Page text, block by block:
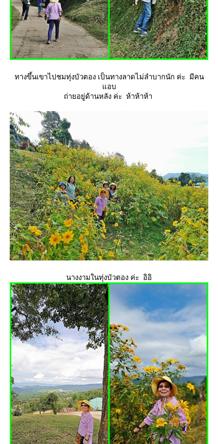
ทางขึ้นเขาไปชมทุ่งบัวตอง เป็นทางลาดไม่ลำบากนัก ค่ะ มีคน
อบ
ถ่ายอยู่ด้านหลัง ค่ะ ห้าห้าห้า
นางงามในทุ่งบัวตอง ค่ะ อิอิ